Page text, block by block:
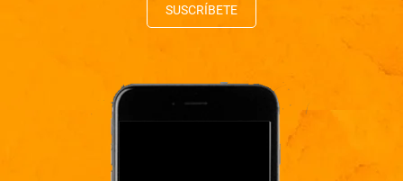
SUSCRÍBETE